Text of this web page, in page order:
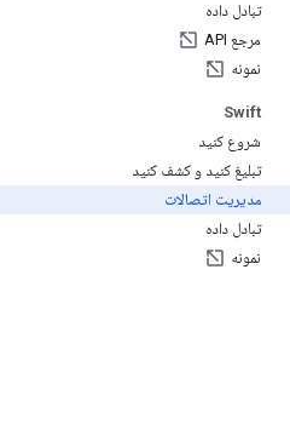
تبادل داده
مرجع API
نمونه
Swift
شروع کنید
تبلیغ کنید و کشف کنید
مدیریت اتصالات
تبادل داده
نمونه